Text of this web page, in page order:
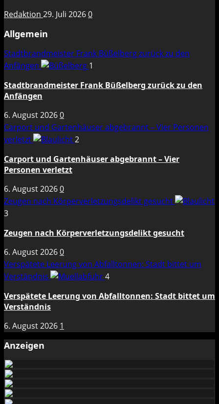
Redaktion 29. Juli 20260
Allgemein
Stadtbrandmeister Frank Büßelberg zurück zu den
Anfängen
1
Stadtbrandmeister Frank Büßelberg zurück zu den
Anfängen
6. August 20260
Carport und Gartenhäuser abgebrannt – Vier Personen
verletzt
2
Carport und Gartenhäuser abgebrannt – Vier
Personen verletzt
6. August 20260
Zeugen nach Körperverletzungsdelikt gesucht
3
Zeugen nach Körperverletzungsdelikt gesucht
6. August 20260
Verspätete Leerung von Abfalltonnen: Stadt bittet um
Verständnis
4
Verspätete Leerung von Abfalltonnen: Stadt bittet um
Verständnis
6. August 2026 1
Anzeigen